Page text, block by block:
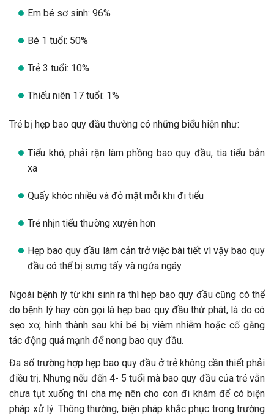
Em bé sơ sinh: 96%
Bé 1 tuổi: 50%
Trẻ 3 tuổi: 10%
Thiếu niên 17 tuổi: 1%
Trẻ bị hẹp bao quy đầu thường có những biểu hiện như:
Tiểu khó, phải rặn làm phồng bao quy đầu, tia tiểu bắn
xa
Quấy khóc nhiều và đỏ mặt mỗi khi đi tiểu
Trẻ nhịn tiểu thường xuyên hơn
Hẹp bao quy đầu làm cản trở việc bài tiết vì vậy bao quy
đầu có thể bị sưng tấy và ngứa ngáy.
Ngoài bệnh lý từ khi sinh ra thì hẹp bao quy đầu cũng có thể
do bệnh lý hay còn gọi là hẹp bao quy đầu thứ phát, là do có
sẹo xơ, hình thành sau khi bé bị viêm nhiễm hoặc cố gắng
tác động quá mạnh để nong bao quy đầu.
Đa số trường hợp hẹp bao quy đầu ở trẻ không cần thiết phải
điều trị. Nhưng nếu đến 4- 5 tuổi mà bao quy đầu của trẻ vẫn
chưa tụt xuống thì cha mẹ nên cho con đi khám để có biện
pháp xử lý. Thông thường, biện pháp khắc phục trong trường